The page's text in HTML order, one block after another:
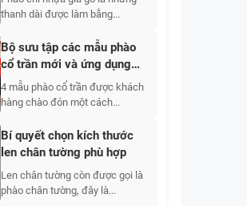
thanh dài được làm bằng...
Bộ sưu tập các mẫu phào
cổ trần mới và ứng dụng
của nó
4 mẫu phào cổ trần được khách
hàng chào đón một cách...
Bí quyết chọn kích thước
len chân tường phù hợp
Len chân tường còn được gọi là
phào chân tường, đây là...